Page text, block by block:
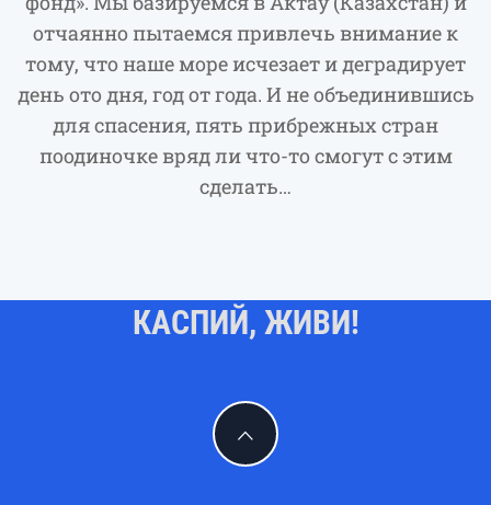
отчаянно пытаемся привлечь внимание к
тому, что наше море исчезает и деградирует
день ото дня, год от года. И не объединившись
для спасения, пять прибрежных стран
поодиночке вряд ли что-то смогут с этим
сделать…
КАСПИЙ, ЖИВИ!